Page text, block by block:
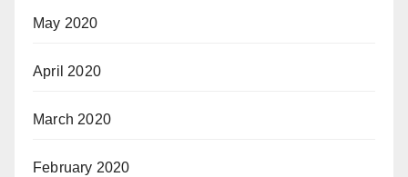
May 2020
April 2020
March 2020
February 2020